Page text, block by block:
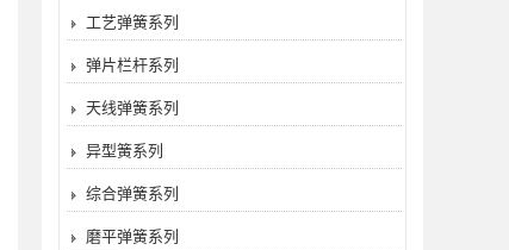
工艺弹簧系列
弹片栏杆系列
天线弹簧系列
异型簧系列
综合弹簧系列
磨平弹簧系列